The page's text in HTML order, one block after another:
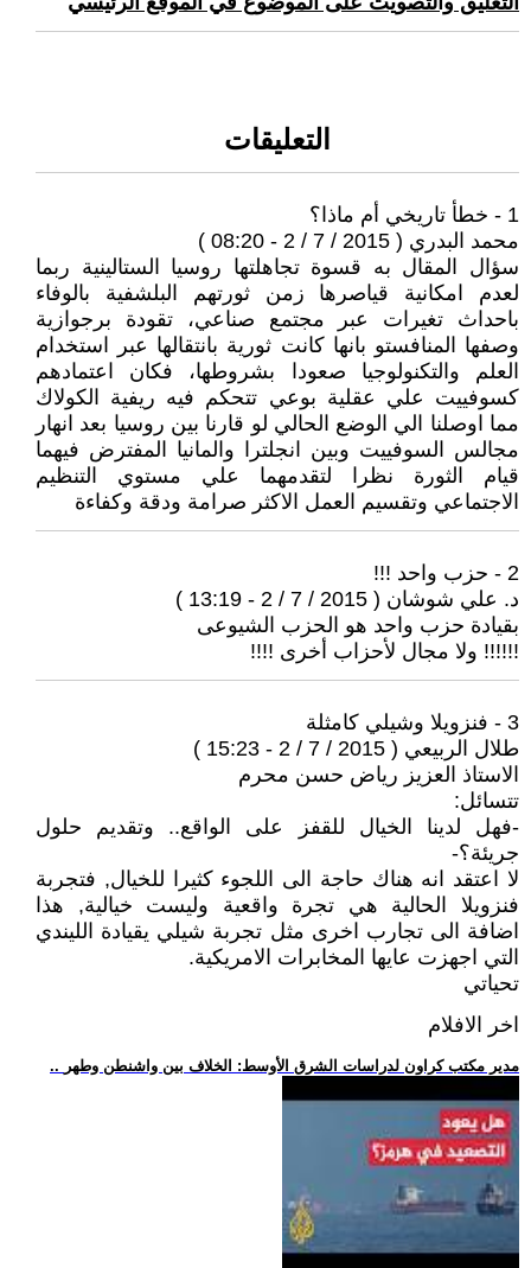
التعليقات
1 - خطأ تاريخي أم ماذا؟
محمد البدري ( 2015 / 7 / 2 - 08:20 )
سؤال المقال به قسوة تجاهلتها روسيا الستالينية ربما
لعدم امكانية قياصرها زمن ثورتهم البلشفية بالوفاء
باحداث تغيرات عبر مجتمع صناعي، تقودة برجوازية
وصفها المنافستو بانها كانت ثورية بانتقالها عبر استخدام
العلم والتكنولوجيا صعودا بشروطها، فكان اعتمادهم
كسوفييت علي عقلية بوعي تتحكم فيه ريفية الكولاك
مما اوصلنا الي الوضع الحالي لو قارنا بين روسيا بعد انهار
مجالس السوفييت وبين انجلترا والمانيا المفترض فيهما
قيام الثورة نظرا لتقدمهما علي مستوي التنظيم
الاجتماعي وتقسيم العمل الاكثر صرامة ودقة وكفاءة
2 - حزب واحد !!!
د. علي شوشان ( 2015 / 7 / 2 - 13:19 )
بقيادة حزب واحد هو الحزب الشيوعى
!!!!!! ولا مجال لأحزاب أخرى !!!!
3 - فنزويلا وشيلي كامثلة
طلال الربيعي ( 2015 / 7 / 2 - 15:23 )
الاستاذ العزيز رياض حسن محرم
تتسائل:
-فهل لدينا الخيال للقفز على الواقع.. وتقديم حلول
جريئة؟-
لا اعتقد انه هناك حاجة الى اللجوء كثيرا للخيال, فتجربة
فنزويلا الحالية هي تجرة واقعية وليست خيالية, هذا
اضافة الى تجارب اخرى مثل تجربة شيلي يقيادة الليندي
التي اجهزت عايها المخابرات الامريكية.
تحياتي
اخر الافلام
.. مدير مكتب كراون لدراسات الشرق الأوسط: الخلاف بين واشنطن وطهر